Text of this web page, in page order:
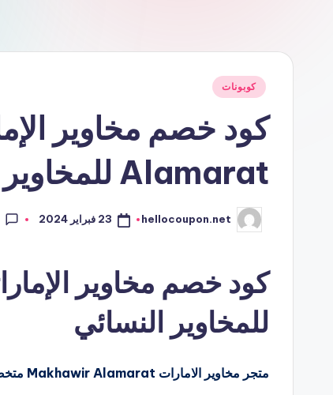
نُشركوبونات
Alamarat للمخاوير النسائي
تمّ
النشر
hellocoupon.net 23 فبراير 2024
للمخاوير النسائي
متجر مخاوير الامارات Makhawir Alamarat متخصص في بيع المخاوير الإماراتية.